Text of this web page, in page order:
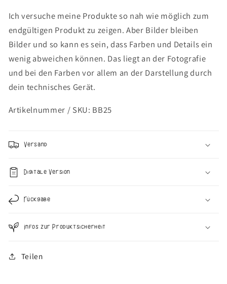
Ich versuche meine Produkte so nah wie möglich zum
endgültigen Produkt zu zeigen. Aber Bilder bleiben
Bilder und so kann es sein, dass Farben und Details ein
wenig abweichen können. Das liegt an der Fotografie
und bei den Farben vor allem an der Darstellung durch
dein technisches Gerät.
Artikelnummer / SKU: BB25
Versand
Digitale Version
Rückgabe
Infos zur Produktsicherheit
Teilen